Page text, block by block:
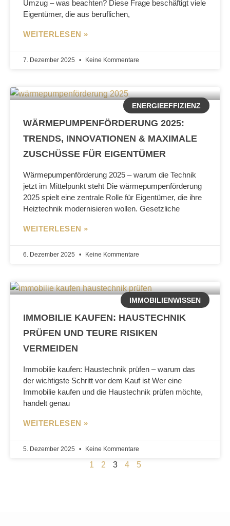
Umzug – was beachten? Diese Frage beschäftigt viele
Eigentümer, die aus beruflichen,
WEITERLESEN »
7. Dezember 2025 Keine Kommentare
ENERGIEEFFIZIENZ
WÄRMEPUMPENFÖRDERUNG 2025:
TRENDS, INNOVATIONEN & MAXIMALE
ZUSCHÜSSE FÜR EIGENTÜMER
Wärmepumpenförderung 2025 – warum die Technik
jetzt im Mittelpunkt steht Die wärmepumpenförderung
2025 spielt eine zentrale Rolle für Eigentümer, die ihre
Heiztechnik modernisieren wollen. Gesetzliche
WEITERLESEN »
6. Dezember 2025 Keine Kommentare
IMMOBILIENWISSEN
IMMOBILIE KAUFEN: HAUSTECHNIK
PRÜFEN UND TEURE RISIKEN
VERMEIDEN
Immobilie kaufen: Haustechnik prüfen – warum das
der wichtigste Schritt vor dem Kauf ist Wer eine
Immobilie kaufen und die Haustechnik prüfen möchte,
handelt genau
WEITERLESEN »
5. Dezember 2025 Keine Kommentare
1 2 3 4 5